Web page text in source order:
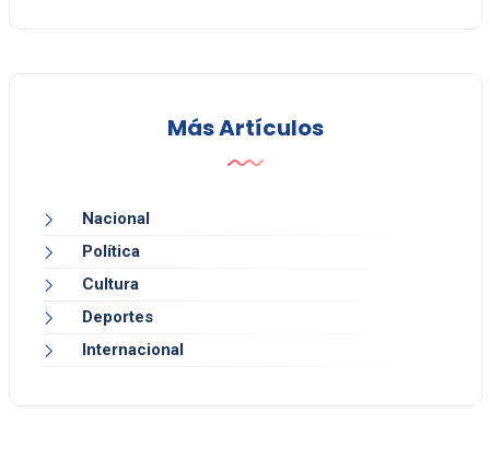
Más Artículos
Nacional
Política
Cultura
Deportes
Internacional